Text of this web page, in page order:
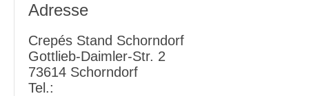
Adresse
Crepés Stand Schorndorf
Gottlieb-Daimler-Str. 2
73614 Schorndorf
Tel.: